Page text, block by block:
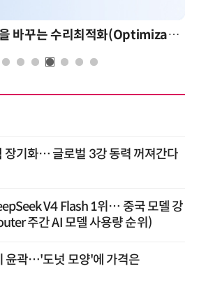
AI 시대의 의사결정을 바꾸는 수리최적화(Optimization): 실제 산업 적용 사례와 활용 전략
장기화… 글로벌 3강 동력 꺼져간다
V4 Flash 1위… 중국 모델 강
주간 AI 모델 사용량 순위)
윤곽…'도넛 모양'에 가격은